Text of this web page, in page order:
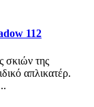
112
σκιών της
απλικατέρ.